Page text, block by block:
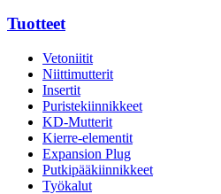
Tuotteet
Vetoniitit
Niittimutterit
Insertit
Puristekiinnikkeet
KD-Mutterit
Kierre-elementit
Expansion Plug
Putkipääkiinnikkeet
Työkalut